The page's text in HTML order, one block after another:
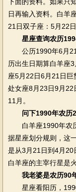
日再输入资料。白羊
21日双子座：5月22日
星座查询农历
公历1990年6月21
历出生日期算白羊座
座5月22日6月21日
处女座8月23日9月22
11月。
问下1990年农历
白羊座1990年农历
据星座划分规则，这
是从3月21日到4月20
白羊座的主宰行星是
我老婆是农历90
星座看阳历，1990